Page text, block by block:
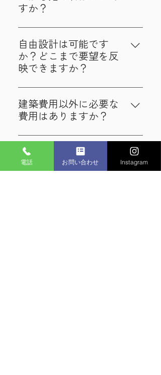
すか？
土地探しや資金計画からご相談い
ただけますので、お客様が「家を
建てたいな」と思った段階でお気
軽にご相談ください。
自由設計は可能です
か？どこまで要望を反
映できますか？
間取り、外観、設備まで自由に設
計可能です。プロの建築士がご希
望を丁寧にヒアリングし、実現へ
建築費用以外に必要な
費用はありますか？
登記費用、火災保険、住宅ローン
の諸費用などがかかります。すべ
て含めた資金計画をご提示しま
す。
​ホーム
電話 お問い合わせ Instagram